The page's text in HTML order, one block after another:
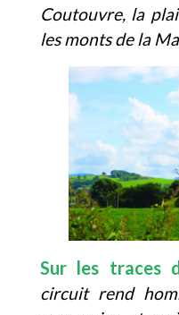
Coutouvre, la
les monts de la
Sur les traces
circuit rend